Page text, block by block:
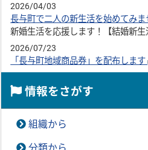
2026/04/03
長与町で二人の新生活を始めてみ
新婚生活を応援します！【結婚新生
2026/07/23
「長与町地域商品券」を配布します
情報をさがす
組織から